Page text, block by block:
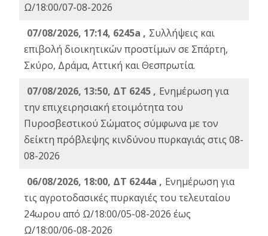
Ω/18:00/07-08-2026
07/08/2026, 17:14, 6245a , Συλλήψεις και
επιβολή διοικητικών προστίμων σε Σπάρτη,
Σκύρο, Δράμα, Αττική και Θεσπρωτία.
07/08/2026, 13:50, ΔΤ 6245 , Ενημέρωση για
την επιχειρησιακή ετοιμότητα του
Πυροσβεστικού Σώματος σύμφωνα με τον
δείκτη πρόβλεψης κινδύνου πυρκαγιάς στις 08-
08-2026
06/08/2026, 18:00, ΔΤ 6244a , Ενημέρωση για
τις αγροτοδασικές πυρκαγιές του τελευταίου
24ωρου από Ω/18:00/05-08-2026 έως
Ω/18:00/06-08-2026